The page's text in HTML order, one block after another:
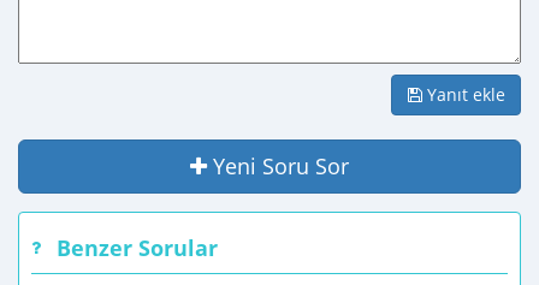
Yanıt ekle
Yeni Soru Sor
Benzer Sorular